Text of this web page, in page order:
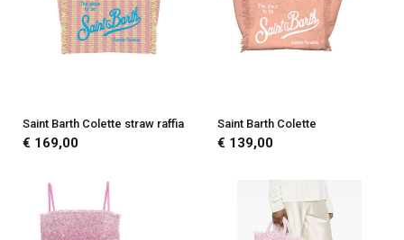
Saint Barth Colette straw raffia
€ 169,00
Saint Barth Colette
€ 139,00